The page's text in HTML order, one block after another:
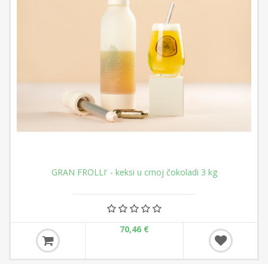
GRAN FROLLI' - keksi u crnoj čokoladi 3 kg
70,46 €